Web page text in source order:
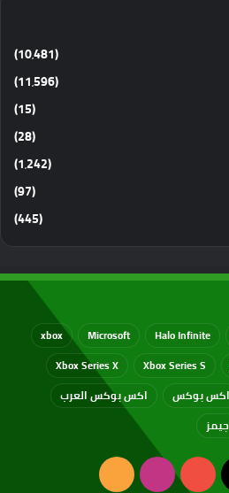
(10٬481)
(11٬596)
(15)
(28)
(1٬242)
(97)
(445)
Halo Infinite
Microsoft
xbox
Xbox Series S
Xbox Series X
اكس بوكس
اكس بوكس العرب
جيمز
‫X
‫YouTubeانستقرامملخص